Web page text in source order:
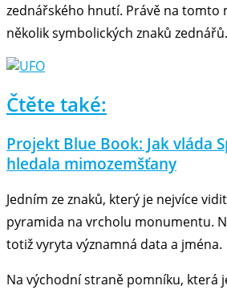
zednářského hnutí. Právě na
několik symbolických znaků zednářů.
Čtěte také:
Projekt Blue Book: Jak vláda
hledala mimozemšťany
Jedním ze znaků, který je nejvíce
pyramida na vrcholu monumentu.
totiž vyryta významná data a jména.
Na východní straně pomníku, která